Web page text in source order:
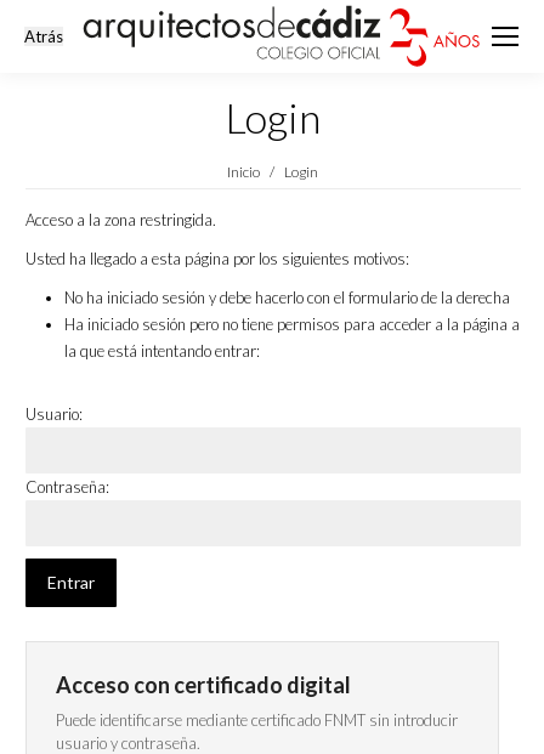
Login
Estás aquí:
Inicio Login
Acceso a la zona restringida.
Usted ha llegado a esta página por los siguientes motivos:
No ha iniciado sesión y debe hacerlo con el formulario de la derecha
Ha iniciado sesión pero no tiene permisos para acceder a la página a
la que está intentando entrar:
Usuario:
Contraseña:
Acceso con certificado digital
Puede identificarse mediante certificado FNMT sin introducir
usuario y contraseña.